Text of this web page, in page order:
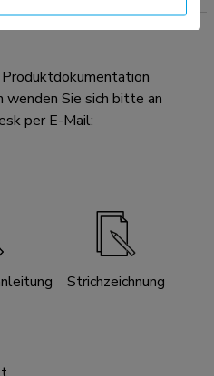
wenden Sie sich bitte an
per E-Mail:
Strichzeichnung